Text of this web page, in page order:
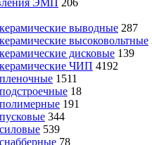
выводные 287
высоковольтные
дисковые 139
ЧИП 4192
1511
18
191
344
539
78